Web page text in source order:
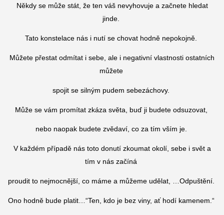
Někdy se může stát, že ten váš nevyhovuje a začnete hledat
jinde.
Tato konstelace nás i nutí se chovat hodně nepokojně.
Můžete přestat odmítat i sebe, ale i negativní vlastnosti ostatních
můžete
spojit se silným pudem sebezáchovy.
Může se vám promítat zkáza světa, buď ji budete odsuzovat,
nebo naopak budete zvědaví, co za tím vším je.
V každém případě nás toto donutí zkoumat okolí, sebe i svět a
tím v nás začíná
proudit to nejmocnější, co máme a můžeme udělat, …Odpuštění.
Ono hodně bude platit…“Ten, kdo je bez viny, ať hodí kamenem.“